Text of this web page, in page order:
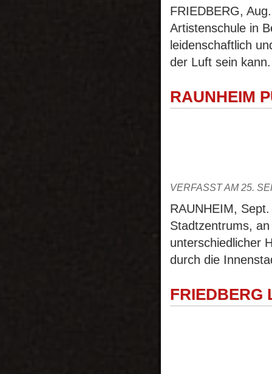
FRIEDBERG,
Artistenschule in
leidenschaftlich
der Luft sein
RAUNHEIM
VERFASST AM 25.
RAUNHEIM,
Stadtzentrums,
unterschiedlicher
durch die
FRIEDBERG